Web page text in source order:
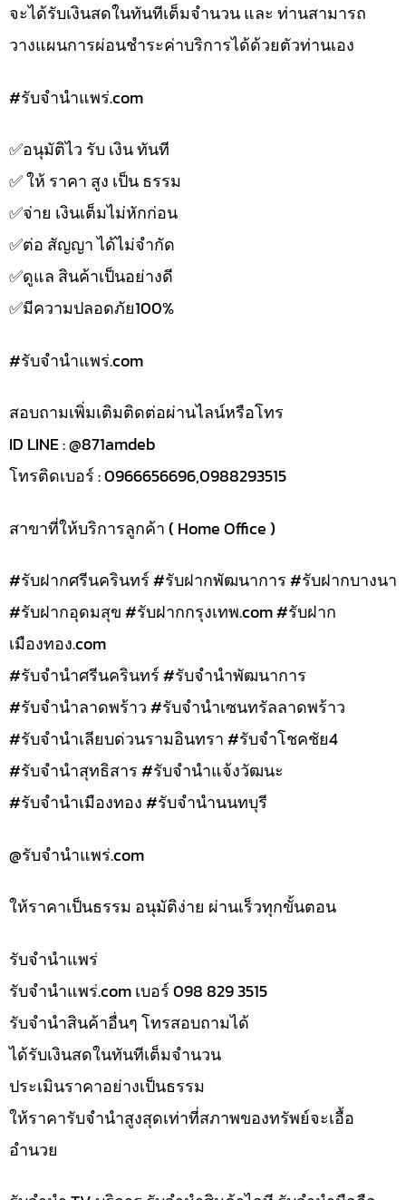
จะได้รับเงินสดในทันทีเต็มจำนวน และ ท่านสามารถ
วางแผนการผ่อนชำระค่าบริการได้ด้วยตัวท่านเอง
#รับจํานําแพร่.com
✅️อนุมัติไว รับ เงิน ทันที
✅️ ให้ ราคา สูง เป็น ธรรม
✅️จ่าย เงินเต็มไม่หักก่อน
✅️ต่อ สัญญา ได้ไม่จำกัด
✅️ดูแล สินค้าเป็นอย่างดี
✅️มีความปลอดภัย100%
#รับจํานําแพร่.com
สอบถามเพิ่มเติมติดต่อผ่านไลน์หรือโทร
ID LINE : @871amdeb
โทรติดเบอร์ : 0966656696,0988293515
สาขาที่ให้บริการลูกค้า ( Home Office )
#รับฝากศรีนครินทร์ #รับฝากพัฒนาการ #รับฝากบางนา
#รับฝากอุดมสุข #รับฝากกรุงเทพ.com #รับฝาก
เมืองทอง.com
#รับจำนำศรีนครินทร์ #รับจำนำพัฒนาการ
#รับจำนำลาดพร้าว #รับจำนำเซนทรัลลาดพร้าว
#รับจำนำเลียบด่วนรามอินทรา #รับจำโชคชัย4
#รับจำนำสุทธิสาร #รับจำนำแจ้งวัฒนะ
#รับจำนำเมืองทอง #รับจำนำนนทบุรี
@รับจํานําแพร่.com
ให้ราคาเป็นธรรม อนุมัติง่าย ผ่านเร็วทุกขั้นตอน
รับจํานำแพร่
รับจํานําแพร่.com เบอร์ 098 829 3515
รับจำนำสินค้าอื่นๆ โทรสอบถามได้
ได้รับเงินสดในทันทีเต็มจำนวน
ประเมินราคาอย่างเป็นธรรม
ให้ราคารับจำนำสูงสุดเท่าที่สภาพของทรัพย์จะเอื้อ
อำนวย